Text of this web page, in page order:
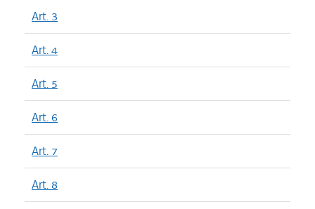
Art. 3
Art. 4
Art. 5
Art. 6
Art. 7
Art. 8